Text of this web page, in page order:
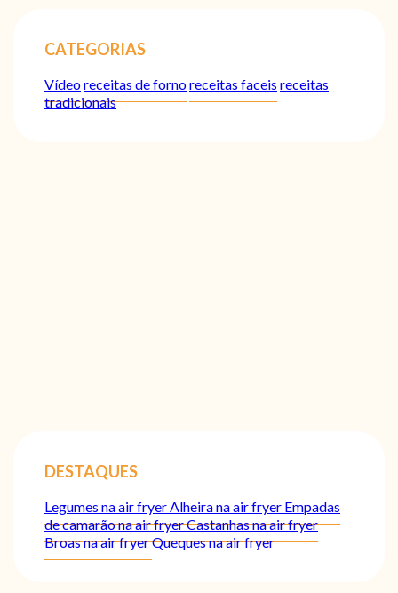
CATEGORIAS
Vídeoreceitas de fornoreceitas faceis receitas
tradicionais
DESTAQUES
Legumes na air fryerAlheira na air fryer Empadas
de camarão na air fryerCastanhas na air fryer
Broas na air fryerQueques na air fryer